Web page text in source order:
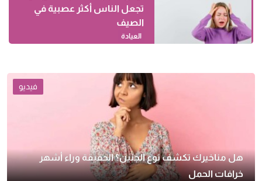
تجعل الناس أكثر عصبية في
الصيف
العيادة
فيديو
هل مناخيرك تكشف نوع الجنين؟ الحقيقة وراء أشهر
خرافات الحمل